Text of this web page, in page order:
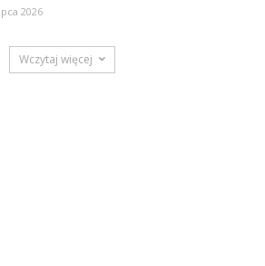
2026
Wczytaj więcej